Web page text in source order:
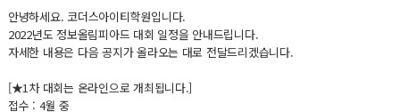
안녕하세요. 코더스아이티학원입니다.
2022년도 정보올림피아드 대회 일정을 안내드립니다.
자세한 내용은 다음 공지가 올라오는 대로 전달드리겠습니다.
[★1차 대회는 온라인으로 개최됩니다.]
접수 : 4월 중